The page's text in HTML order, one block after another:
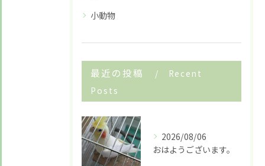
小動物
最近の投稿
Recent
Posts
2026/08/06
おはようございます。
お悩みですか？ LINEでお気軽に質問してください！